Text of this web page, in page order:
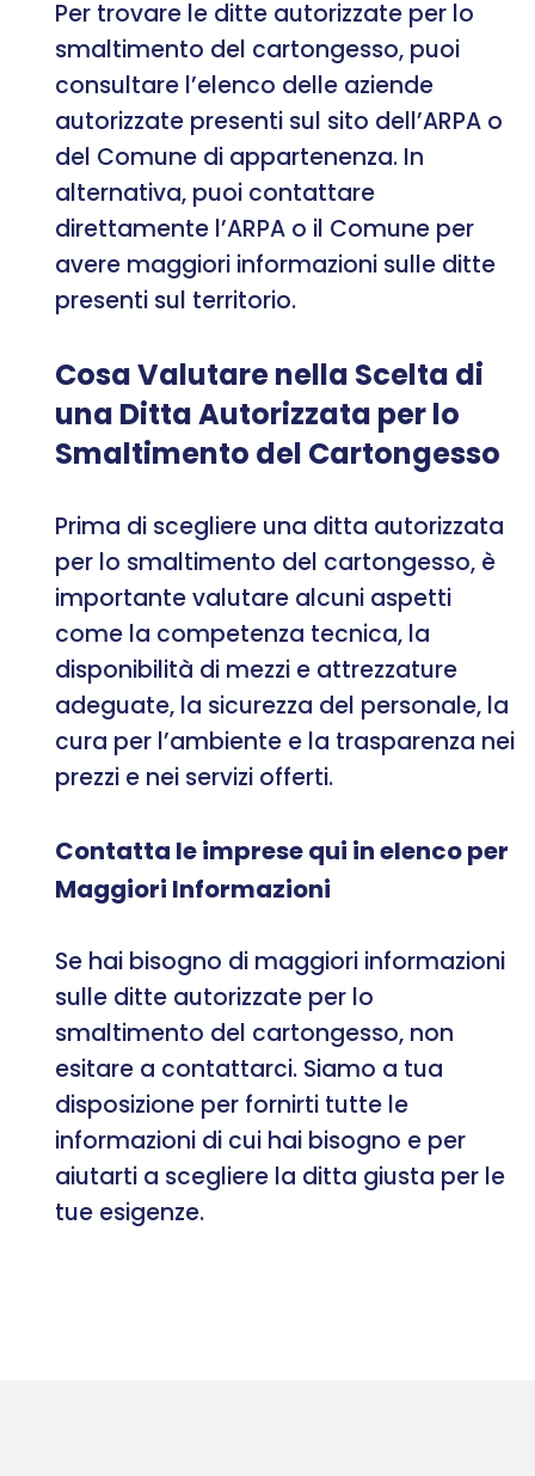
Per trovare le ditte autorizzate per lo
smaltimento del cartongesso, puoi
consultare l’elenco delle aziende
autorizzate presenti sul sito dell’ARPA o
del Comune di appartenenza. In
alternativa, puoi contattare
direttamente l’ARPA o il Comune per
avere maggiori informazioni sulle ditte
presenti sul territorio.
Cosa Valutare nella Scelta di
una Ditta Autorizzata per lo
Smaltimento del Cartongesso
Prima di scegliere una ditta autorizzata
per lo smaltimento del cartongesso, è
importante valutare alcuni aspetti
come la competenza tecnica, la
disponibilità di mezzi e attrezzature
adeguate, la sicurezza del personale, la
cura per l’ambiente e la trasparenza nei
prezzi e nei servizi offerti.
Contatta le imprese qui in elenco per
Maggiori Informazioni
Se hai bisogno di maggiori informazioni
sulle ditte autorizzate per lo
smaltimento del cartongesso, non
esitare a contattarci. Siamo a tua
disposizione per fornirti tutte le
informazioni di cui hai bisogno e per
aiutarti a scegliere la ditta giusta per le
tue esigenze.